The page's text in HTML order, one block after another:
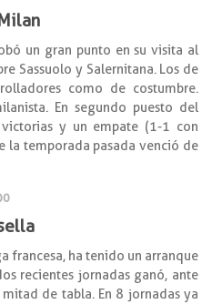
un gran punto en su visita al
Sassuolo y Salernitana. Los de
como de costumbre.
En segundo puesto del
y un empate (1-1 con
la temporada pasada venció de
francesa, ha tenido un arranque
recientes jornadas ganó, ante
de tabla. En 8 jornadas ya